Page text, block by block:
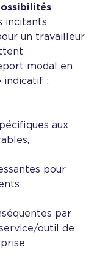
incitants
un travailleur
modal en
indicatif :
aux
pour
par
outil de